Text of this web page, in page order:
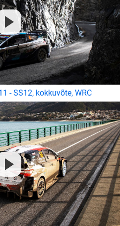
- SS12, kokkuvõte, WRC